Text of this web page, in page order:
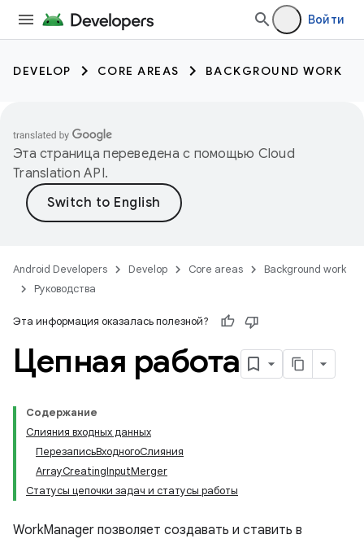
Войти
DEVELOP CORE AREAS BACKGROUND WORK
Эта страница переведена с помощью Cloud
Translation API.
Android Developers Develop Core areas
Background work
Руководства
Эта информация оказалась полезной?
Цепная работа
Содержание
Слияния входных данных
ПерезаписьВходногоСлияния
ArrayCreatingInputMerger
Статусы цепочки задач и статусы работы
WorkManager позволяет создавать и ставить в